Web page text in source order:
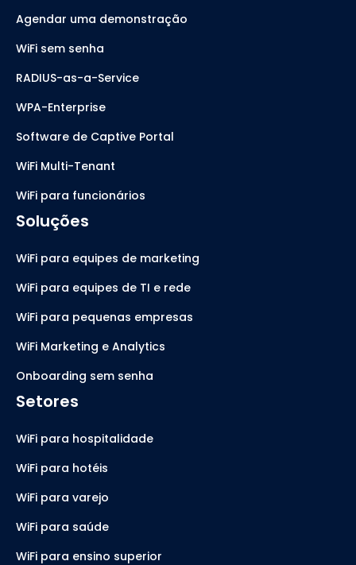
Agendar uma demonstração
WiFi sem senha
RADIUS-as-a-Service
WPA-Enterprise
Software de Captive Portal
WiFi Multi-Tenant
WiFi para funcionários
Soluções
WiFi para equipes de marketing
WiFi para equipes de TI e rede
WiFi para pequenas empresas
WiFi Marketing e Analytics
Onboarding sem senha
Setores
WiFi para hospitalidade
WiFi para hotéis
WiFi para varejo
WiFi para saúde
WiFi para ensino superior